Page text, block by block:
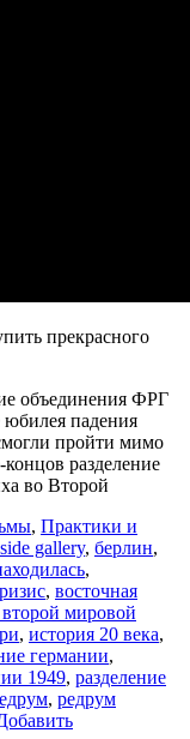
прекрасного
объединения ФРГ
юбилея падения
пройти мимо
разделение
во Второй
, Практики и
gallery, берлин,
,
, восточная
мировой
, история 20 века,
германии,
1949, разделение
, редрум